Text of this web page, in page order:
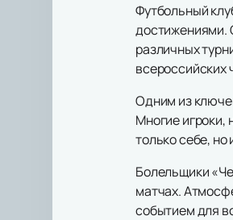
Футбольный
достижениями.
различных
всероссийских
Одним из
Многие игроки,
только себе,
Болельщики
матчах.
событием для